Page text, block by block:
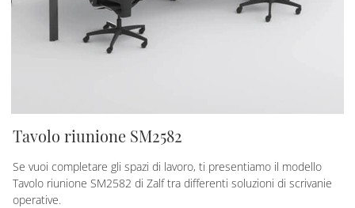
Tavolo riunione SM2582
Se vuoi completare gli spazi di lavoro, ti presentiamo il modello
Tavolo riunione SM2582 di Zalf tra differenti soluzioni di scrivanie
operative.